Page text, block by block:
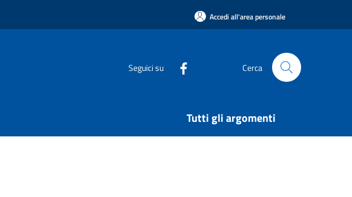
Accedi all'area personale
Seguici su Cerca
Tutti gli argomenti